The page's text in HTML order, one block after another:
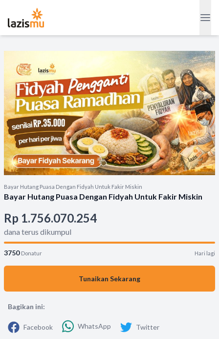
Bayar Hutang Puasa Dengan Fidyah Untuk Fakir Miskin
Bayar Hutang Puasa Dengan Fidyah Untuk Fakir Miskin
Rp 1.756.070.254
dana terus dikumpul
3750 Donatur Hari lagi
Tunaikan Sekarang
Bagikan ini:
Facebook WhatsApp Twitter